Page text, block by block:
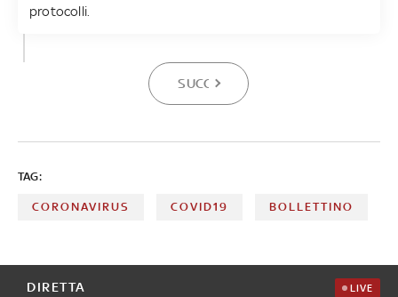
protocolli.
SUCCESSIVA
TAG:
CORONAVIRUS COVID19 BOLLETTINO
DIRETTA LIVE